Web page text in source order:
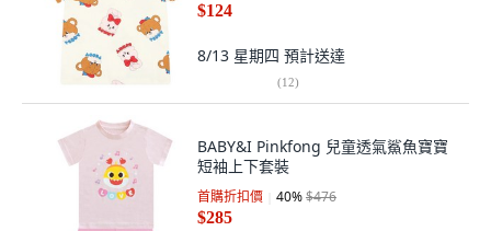
$124
8/13 星期四 預計送達
(12)
BABY&I Pinkfong 兒童透氣鯊魚寶寶
短袖上下套裝
首購折扣價 40%$476
$285